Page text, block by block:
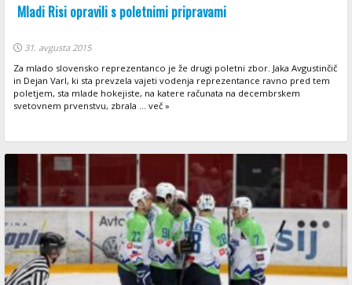
Mladi Risi opravili s poletnimi pripravami
31. avgusta 2015
Za mlado slovensko reprezentanco je že drugi poletni zbor. Jaka Avgustinčič
in Dejan Varl, ki sta prevzela vajeti vodenja reprezentance ravno pred tem
poletjem, sta mlade hokejiste, na katere računata na decembrskem
svetovnem prvenstvu, zbrala ... več »